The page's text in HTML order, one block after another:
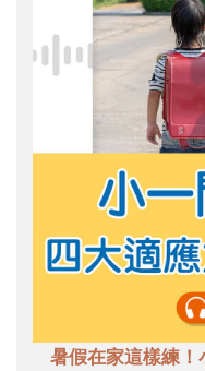
暑假在家這樣練！